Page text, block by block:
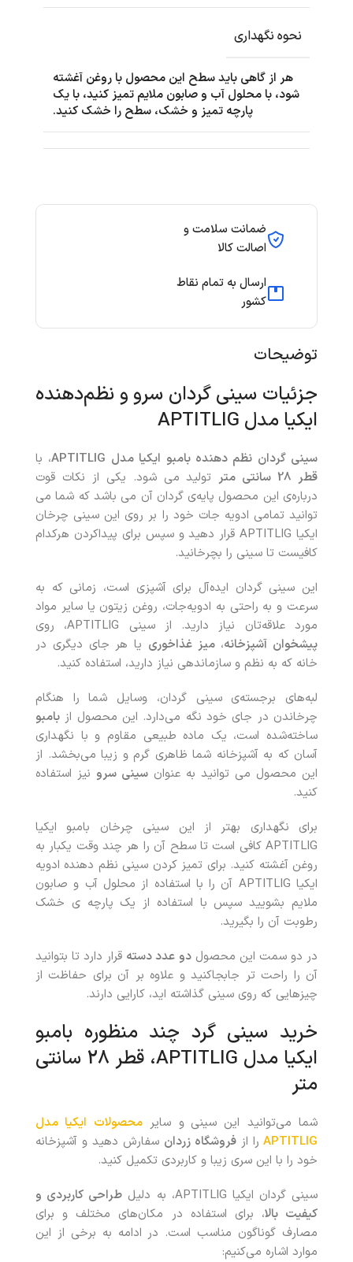
ضمانت سلامت و
اصالت کالا
ارسال به تمام نقاط
کشور
توضیحات
جزئیات سینی گردان سرو و نظم‌دهنده
ایکیا مدل APTITLIG
سینی گردان نظم دهنده بامبو ایکیا مدل APTITLIG
، با
قطر 28 سانتی متر
تولید می شود. یکی از نکات قوت
درباره‌ی این محصول پایه‌ی گردان آن می باشد که شما می
توانید تمامی ادویه جات خود را بر روی این سینی چرخان
ایکیا APTITLIG قرار دهید و سپس برای پیداکردن هرکدام
کافیست تا سینی را بچرخانید.
این سینی گردان ایده‌آل برای آشپزی است، زمانی که به
سرعت و به راحتی به ادویه‌جات، روغن زیتون یا سایر مواد
مورد علاقه‌تان نیاز دارید. از سینی APTITLIG، روی
پیشخوان آشپزخانه،میز غذاخوری یا هر جای دیگری در
خانه که به نظم و سازماندهی نیاز دارید، استفاده کنید.
لبه‌های برجسته‌ی سینی گردان، وسایل شما را هنگام
چرخاندن در جای خود نگه می‌دارد. این محصول از بامبو
ساخته‌شده است، یک ماده طبیعی مقاوم و با نگهداری
آسان که به آشپزخانه شما ظاهری گرم و زیبا می‌بخشد. از
این محصول می توانید به عنوان سینی سرو نیز استفاده
کنید.
برای نگهداری بهتر از این سینی چرخان بامبو ایکیا
APTITLIG کافی است تا سطح آن را هر چند وقت یکبار به
روغن آغشته کنید. برای تمیز کردن سینی نظم دهنده ادویه
ایکیا APTITLIG آن را با استفاده از محلول آب و صابون
ملایم بشویید سپس با استفاده از یک پارچه ی خشک
رطوبت آن را بگیرید.
در دو سمت این محصولدو عدد دسته قرار دارد تا بتوانید
آن را راحت تر جابجا‌کنید و علاوه بر آن برای حفاظت از
چیزهایی که روی سینی گذاشته اید، کارایی دارند.
خرید سینی گرد چند منظوره بامبو
ایکیا مدل APTITLIG، قطر 28 سانتی
متر
شما می‌توانید این سینی و سایرمحصولات ایکیا مدل
APTITLIG را ازفروشگاه زردان سفارش دهید و آشپزخانه
خود را با این سری زیبا و کاربردی تکمیل کنید.
سینی گردان ایکیا APTITLIG، به دلیل
طراحی کاربردی و
کیفیت بالا، برای استفاده در مکان‌های مختلف و برای
مصارف گوناگون مناسب است. در ادامه به برخی از این
موارد اشاره می‌کنیم:
نحوه نگهداری
هر از گاهی باید سطح این محصول با روغن آغشته
شود، با محلول آب و صابون ملایم تمیز کنید، با یک
پارچه تمیز و خشک، سطح را خشک کنید.